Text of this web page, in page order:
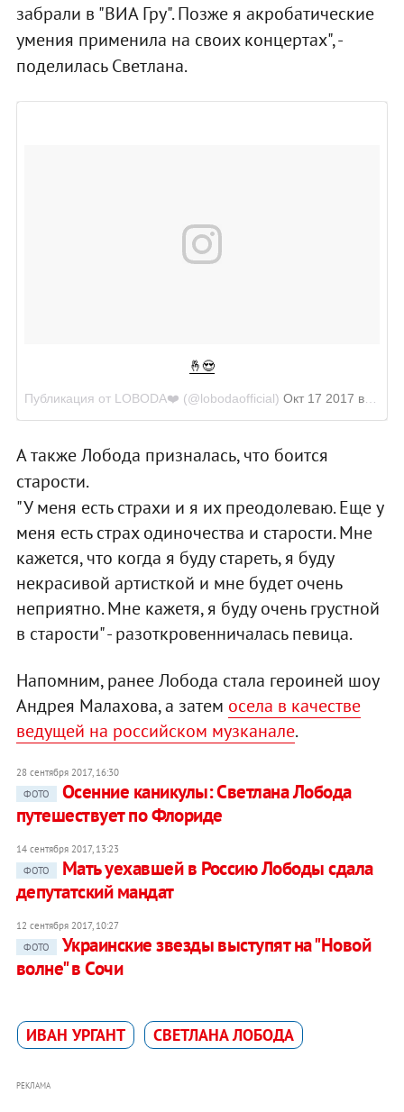
забрали в "ВИА Гру". Позже я акробатические
умения применила на своих концертах", -
поделилась Светлана.
🤞😍
Публикация от LOBODA❤️ (@lobodaofficial) Окт 17 2017 в 11:55 PDT
А также Лобода призналась, что боится
старости.
"У меня есть страхи и я их преодолеваю. Еще у
меня есть страх одиночества и старости. Мне
кажется, что когда я буду стареть, я буду
некрасивой артисткой и мне будет очень
неприятно. Мне кажетя, я буду очень грустной
в старости" - разоткровенничалась певица.
Напомним, ранее Лобода стала героиней шоу
Андрея Малахова, а затем осела в качестве
ведущей на российском музканале.
28 сентября 2017, 16:30
ФОТО
Осенние каникулы: Светлана Лобода
путешествует по Флориде
14 сентября 2017, 13:23
ФОТО
Мать уехавшей в Россию Лободы сдала
депутатский мандат
12 сентября 2017, 10:27
ФОТО
Украинские звезды выступят на "Новой
волне" в Сочи
ИВАН УРГАНТ СВЕТЛАНА ЛОБОДА
РЕКЛАМА